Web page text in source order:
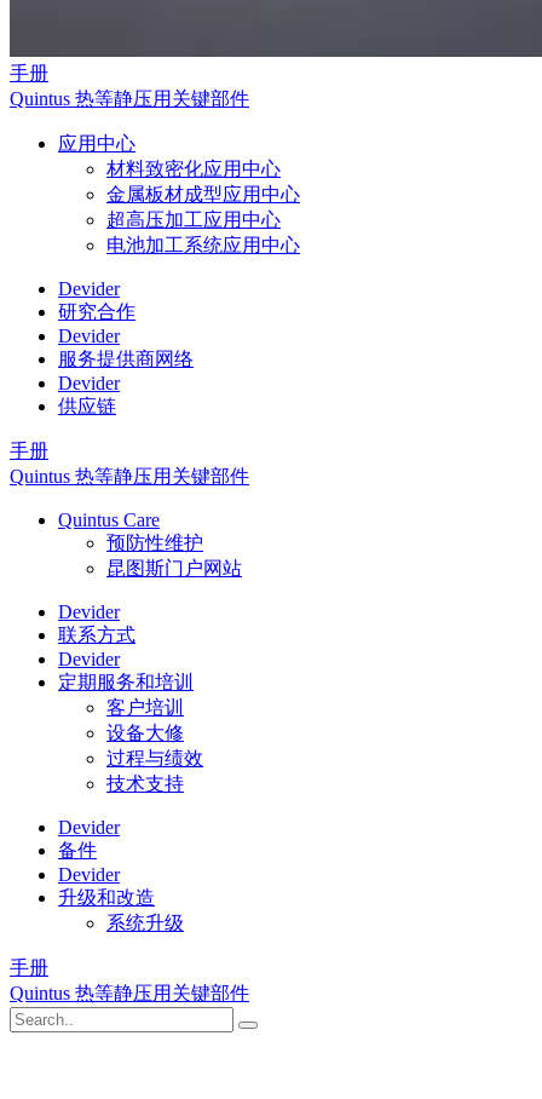
手册
Quintus 热等静压用关键部件
应用中心
材料致密化应用中心
金属板材成型应用中心
超高压加工应用中心
电池加工系统应用中心
Devider
研究合作
Devider
服务提供商网络
Devider
供应链
手册
Quintus 热等静压用关键部件
Quintus Care
预防性维护
昆图斯门户网站
Devider
联系方式
Devider
定期服务和培训
客户培训
设备大修
过程与绩效
技术支持
Devider
备件
Devider
升级和改造
系统升级
手册
Quintus 热等静压用关键部件